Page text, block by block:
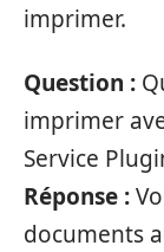
imprimer.
Question :
imprimer
Service
Réponse :
documents